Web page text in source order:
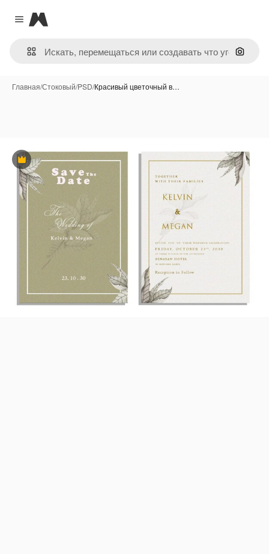
Close menu
Magnific
Поиск
Главная/Стоковый/PSD/Красивый цветочный в…
Премиум